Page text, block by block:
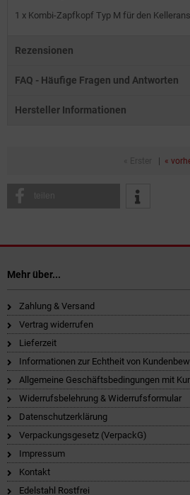
1 x Kombi-Zapfkopf Typ M für den
Rezensionen
FAQ - Häufige Fragen und Antworten
Hersteller Informationen
«
Mehr über...
Zahlung & Versand
Vertrag widerrufen
Lieferzeit
Informationen zur Echtheit von
Allgemeine Geschäftsbedingungen mit
Widerrufsbelehrung & Widerrufsformular
Datenschutzerklärung
Verpackungsgesetz (VerpackG)
Impressum
Kontakt
Edelstahl Rostfrei